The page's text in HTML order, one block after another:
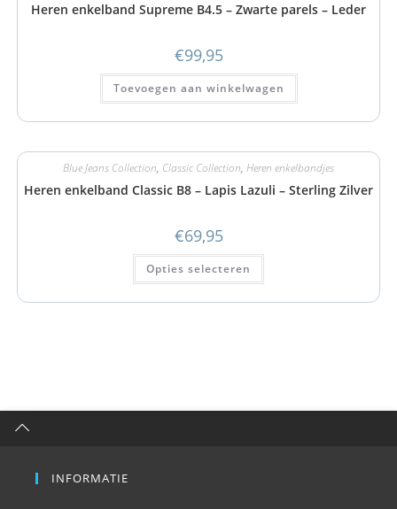
Heren enkelband Supreme B4.5 – Zwarte parels – Leder
€99,95
Toevoegen aan winkelwagen
Blue Jeans Collection, Classic Collection, Heren enkelbandjes
Heren enkelband Classic B8 – Lapis Lazuli – Sterling Zilver
€69,95
Opties selecteren
INFORMATIE